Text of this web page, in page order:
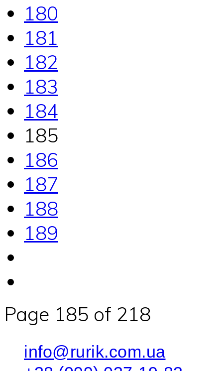
180
181
182
183
184
185
186
187
188
189
Page 185 of 218
info@rurik.com.ua